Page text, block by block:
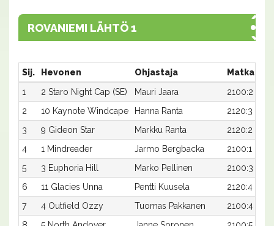
ROVANIEMI LÄHTÖ 1
Sij. Hevonen Ohjastaja
1
2 Staro Night Cap (SE) Mauri Jaara
2100:2
2
10 Kaynote Windcape Hanna Ranta
2120:3
3
9 Gideon Star Markku Ranta
2120:2
4
1 Mindreader Jarmo Bergbacka
2100:1
5
3 Euphoria Hill Marko Pellinen
2100:3
6
11 Glacies Unna Pentti Kuusela
2120:4
7
4 Outfield Ozzy Tuomas Pakkanen
2100:4